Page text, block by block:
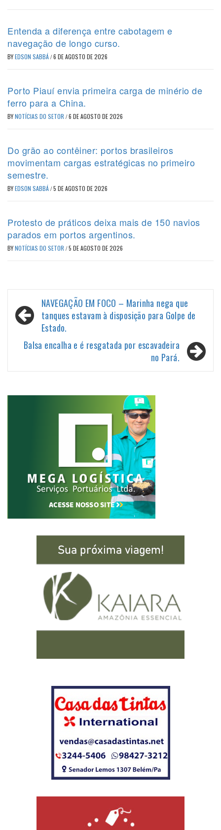
Entenda a diferença entre cabotagem e
navegação de longo curso.
BYEDSON SABBÁ/6 DE AGOSTO DE 2026
Porto Piauí envia primeira carga de minério de
ferro para a China.
BYNOTÍCIAS DO SETOR /6 DE AGOSTO DE 2026
Do grão ao contêiner: portos brasileiros
movimentam cargas estratégicas no primeiro
semestre.
BYEDSON SABBÁ/5 DE AGOSTO DE 2026
Protesto de práticos deixa mais de 150 navios
parados em portos argentinos.
BYNOTÍCIAS DO SETOR /5 DE AGOSTO DE 2026
Navegação
de
NAVEGAÇÃO EM FOCO – Marinha nega que
tanques estavam à disposição para Golpe de
Estado.
Balsa encalha e é resgatada por escavadeira
no Pará.